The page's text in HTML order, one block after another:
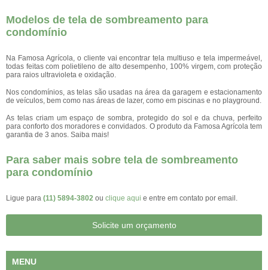
Modelos de tela de sombreamento para
condomínio
Na Famosa Agrícola, o cliente vai encontrar tela multiuso e tela impermeável,
todas feitas com polietileno de alto desempenho, 100% virgem, com proteção
para raios ultravioleta e oxidação.
Nos condomínios, as telas são usadas na área da garagem e estacionamento
de veículos, bem como nas áreas de lazer, como em piscinas e no playground.
As telas criam um espaço de sombra, protegido do sol e da chuva, perfeito
para conforto dos moradores e convidados. O produto da Famosa Agrícola tem
garantia de 3 anos. Saiba mais!
Para saber mais sobre tela de sombreamento
para condomínio
Ligue para (11) 5894-3802 ou clique aqui e entre em contato por email.
Solicite um orçamento
MENU